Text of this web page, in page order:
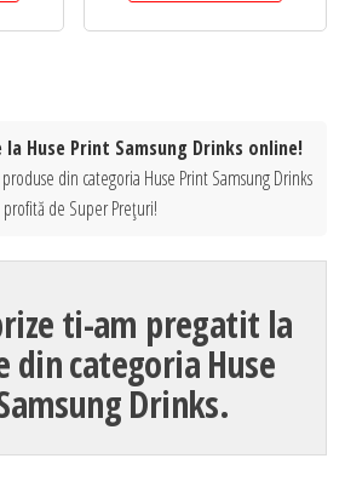
Huse Print Samsung Drinks online!
din categoria Huse Print Samsung Drinks
profită de Super Prețuri!
ti-am pregatit la
din categoria Huse
Drinks.